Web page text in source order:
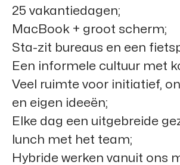
25 vakantiedagen;
MacBook + groot scherm;
Sta-zit bureaus en een
Een informele cultuur met
Veel ruimte voor initiatief,
en eigen ideeën;
Elke dag een uitgebreide
lunch met het team;
Hybride werken vanuit ons